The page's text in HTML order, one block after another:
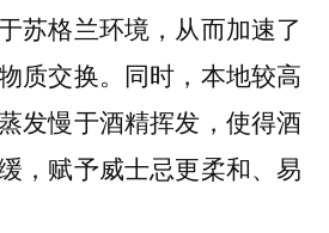
苏格兰环境，从而加速了
质交换。同时，本地较高
发慢于酒精挥发，使得酒
，赋予威士忌更柔和、易